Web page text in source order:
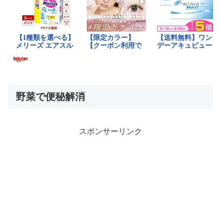
野菜で便秘解消
スポンサーリンク